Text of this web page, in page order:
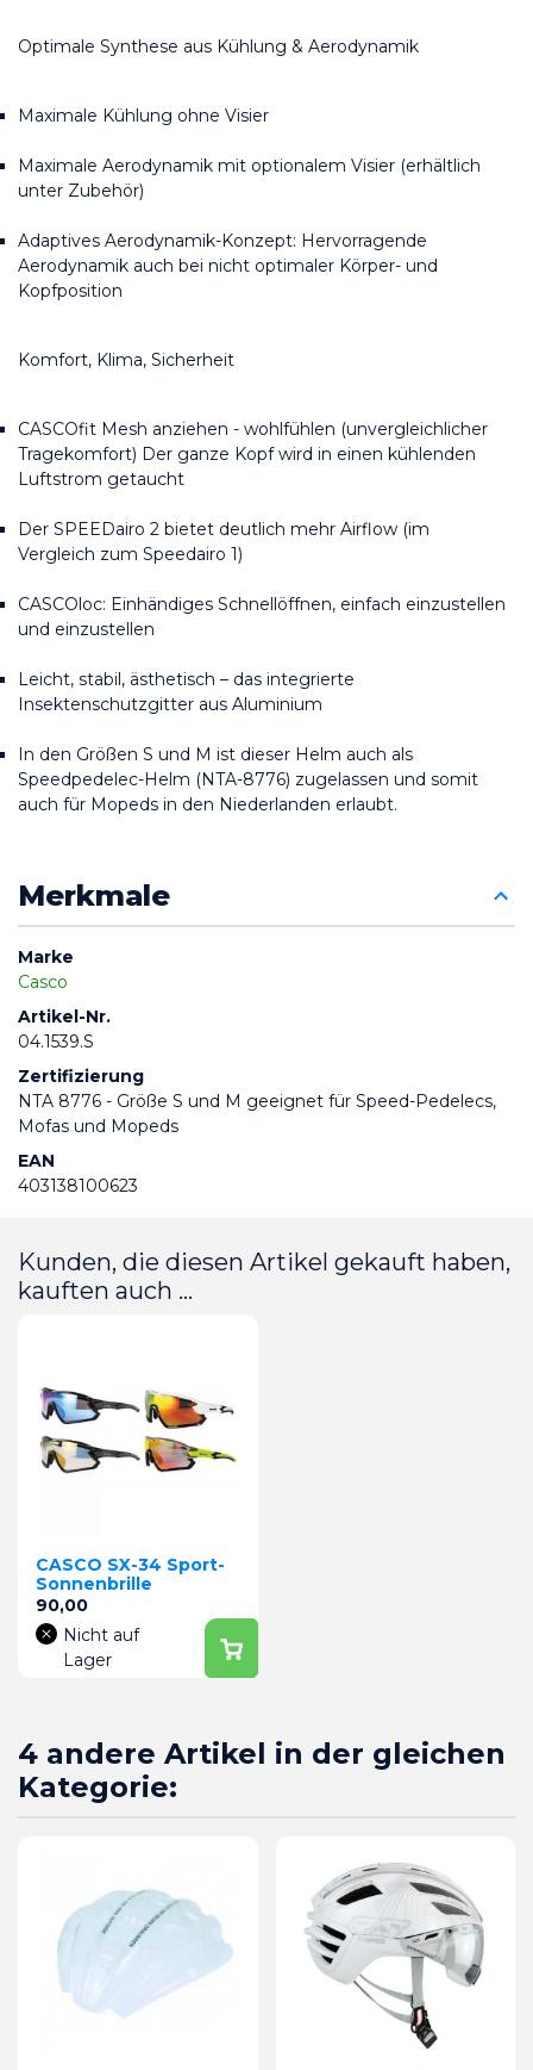
Optimale Synthese aus Kühlung & Aerodynamik
Maximale Kühlung ohne Visier
Maximale Aerodynamik mit optionalem Visier (erhältlich
unter Zubehör)
Adaptives Aerodynamik-Konzept: Hervorragende
Aerodynamik auch bei nicht optimaler Körper- und
Kopfposition
Komfort, Klima, Sicherheit
CASCOfit Mesh anziehen - wohlfühlen (unvergleichlicher
Tragekomfort) Der ganze Kopf wird in einen kühlenden
Luftstrom getaucht
Der SPEEDairo 2 bietet deutlich mehr Airflow (im
Vergleich zum Speedairo 1)
CASCOloc: Einhändiges Schnellöffnen, einfach einzustellen
und einzustellen
Leicht, stabil, ästhetisch – das integrierte
Insektenschutzgitter aus Aluminium
In den Größen S und M ist dieser Helm auch als
Speedpedelec-Helm (NTA-8776) zugelassen und somit
auch für Mopeds in den Niederlanden erlaubt.
Merkmale
Marke
Casco
Artikel-Nr.
04.1539.S
Zertifizierung
NTA 8776 - Größe S und M geeignet für Speed-Pedelecs,
Mofas und Mopeds
EAN
403138100623
Kunden, die diesen Artikel gekauft haben,
kauften auch ...
CASCO SX-34 Sport-
Sonnenbrille
Preis
90,00
Nicht auf
Lager
4 andere Artikel in der gleichen
Kategorie: